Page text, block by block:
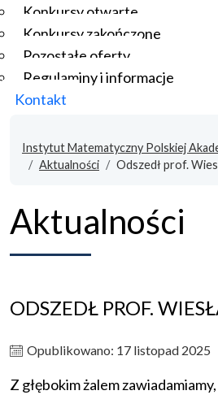
Konkursy otwarte
Konkursy zakończone
Pozostałe oferty
Regulaminy i informacje
Kontakt
Instytut Matematyczny Polskiej
Aktualności
Odszedł prof.
Aktualności
ODSZEDŁ PROF.
Opublikowano: 17 listopad 2025
Z głębokim żalem